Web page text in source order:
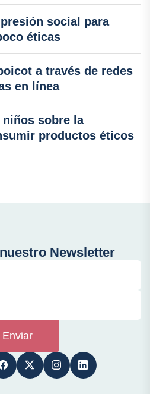
social para
éticas
a través de redes
en línea
niños sobre la
productos éticos
Newsletter
Enviar